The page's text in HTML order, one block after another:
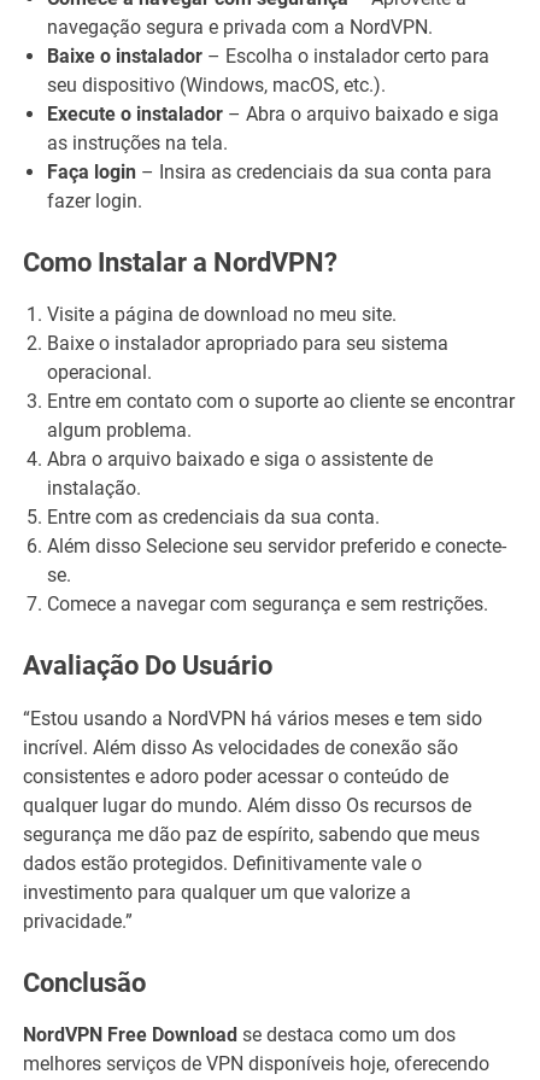
navegação segura e privada com a NordVPN.
Baixe o instalador – Escolha o instalador certo para
seu dispositivo (Windows, macOS, etc.).
Execute o instalador – Abra o arquivo baixado e siga
as instruções na tela.
Faça login – Insira as credenciais da sua conta para
fazer login.
Como Instalar a NordVPN?
Visite a página de download no meu site.
Baixe o instalador apropriado para seu sistema
operacional.
Entre em contato com o suporte ao cliente se encontrar
algum problema.
Abra o arquivo baixado e siga o assistente de
instalação.
Entre com as credenciais da sua conta.
Além disso Selecione seu servidor preferido e conecte-
se.
Comece a navegar com segurança e sem restrições.
Avaliação Do Usuário
“Estou usando a NordVPN há vários meses e tem sido
incrível. Além disso As velocidades de conexão são
consistentes e adoro poder acessar o conteúdo de
qualquer lugar do mundo. Além disso Os recursos de
segurança me dão paz de espírito, sabendo que meus
dados estão protegidos. Definitivamente vale o
investimento para qualquer um que valorize a
privacidade.”
Conclusão
NordVPN Free Download se destaca como um dos
melhores serviços de VPN disponíveis hoje, oferecendo